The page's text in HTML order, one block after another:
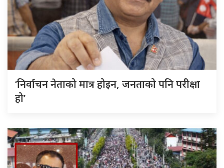
‘निर्वाचन नेताको मात्र होइन, जनताको पनि परीक्षा
हो’